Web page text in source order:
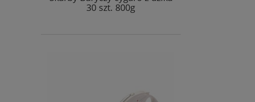
30 szt. 800g